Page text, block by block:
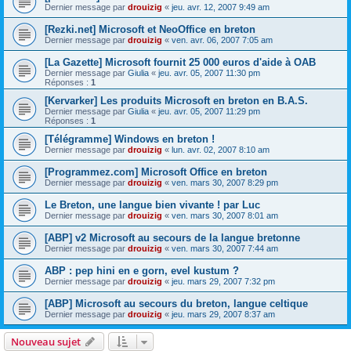
Dernier message par drouizig « jeu. avr. 12, 2007 9:49 am
[Rezki.net] Microsoft et NeoOffice en breton
Dernier message par drouizig « ven. avr. 06, 2007 7:05 am
[La Gazette] Microsoft fournit 25 000 euros d'aide à OAB
Dernier message par Giulia « jeu. avr. 05, 2007 11:30 pm
Réponses : 1
[Kervarker] Les produits Microsoft en breton en B.A.S.
Dernier message par Giulia « jeu. avr. 05, 2007 11:29 pm
Réponses : 1
[Télégramme] Windows en breton !
Dernier message par drouizig « lun. avr. 02, 2007 8:10 am
[Programmez.com] Microsoft Office en breton
Dernier message par drouizig « ven. mars 30, 2007 8:29 pm
Le Breton, une langue bien vivante ! par Luc
Dernier message par drouizig « ven. mars 30, 2007 8:01 am
[ABP] v2 Microsoft au secours de la langue bretonne
Dernier message par drouizig « ven. mars 30, 2007 7:44 am
ABP : pep hini en e gorn, evel kustum ?
Dernier message par drouizig « jeu. mars 29, 2007 7:32 pm
[ABP] Microsoft au secours du breton, langue celtique
Dernier message par drouizig « jeu. mars 29, 2007 8:37 am
Nouveau sujet